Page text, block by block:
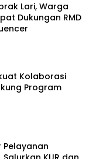
Lari, Warga
Dukungan RMD
Kolaborasi
Program